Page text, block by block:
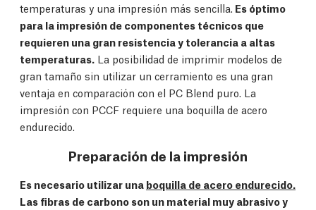
temperaturas y una impresión más sencilla. Es óptimo
para la impresión de componentes técnicos que
requieren una gran resistencia y tolerancia a altas
temperaturas. La posibilidad de imprimir modelos de
gran tamaño sin utilizar un cerramiento es una gran
ventaja en comparación con el PC Blend puro. La
impresión con PCCF requiere una boquilla de acero
endurecido.
Preparación de la impresión
Es necesario utilizar una boquilla de acero endurecido.
Las fibras de carbono son un material muy abrasivo y